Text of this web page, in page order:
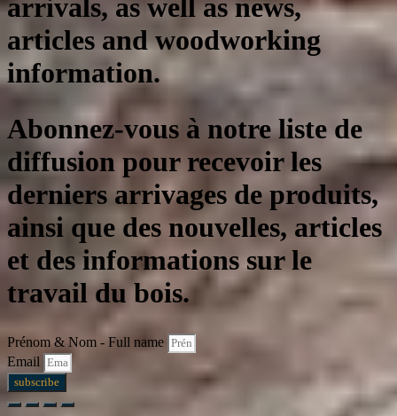
arrivals, as well as news,
articles and woodworking
information.
Abonnez-vous à notre liste de
diffusion pour recevoir les
derniers arrivages de produits,
ainsi que des nouvelles, articles
et des informations sur le
travail du bois.
Prénom & Nom - Full name
Email
subscribe